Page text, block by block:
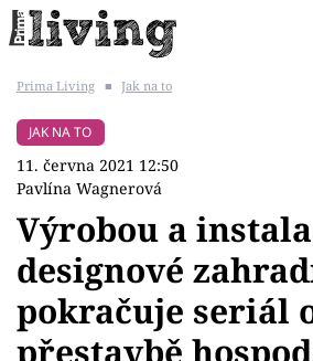
BYDLENÍ SLAVNÝCH
Témata
Bydlení
Prima Living ■ Jak na to
JAK NA TO
11. června 2021 12:50
Pavlína Wagnerová
Výrobou a
designové
pokračuje seriál
přestavbě